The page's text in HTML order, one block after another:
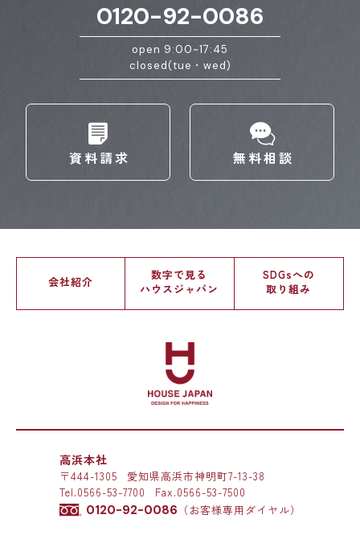
0120-92-0086
open 9:00~17:45
closed(tue・wed)
資料請求 無料相談
会社紹介
数字で見る
ハウスジャパン
SDGsへの
取り組み
高浜本社
〒444-1305
愛知県高浜市神明町7-13-38
Tel.0566-53-7700 Fax.0566-53-7500
0120-92-0086 （お客様専用ダイヤル）